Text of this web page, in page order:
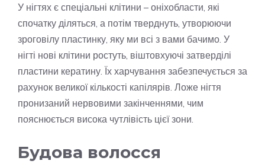
У нігтях є спеціальні клітини – оніхобласти, які
спочатку діляться, а потім тверднуть, утворюючи
зроговілу пластинку, яку ми всі з вами бачимо. У
нігті нові клітини ростуть, віштовхуючі затверділі
пластини кератину. Їх харчування забезпечується за
рахунок великої кількості капілярів. Ложе нігтя
пронизаний нервовими закінченнями, чим
пояснюється висока чутлівість цієї зони.
Будова волосся